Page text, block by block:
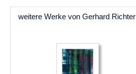
weitere Werke von Gerhard Richter